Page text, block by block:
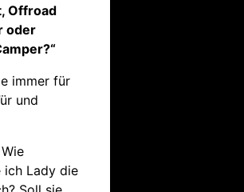
Offroad
oder
immer für
und
ich Lady die